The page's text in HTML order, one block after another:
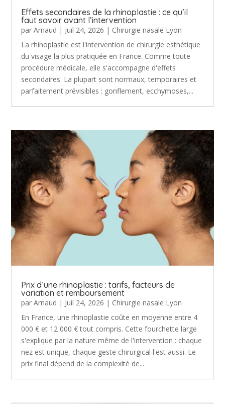
Effets secondaires de la rhinoplastie : ce qu’il
faut savoir avant l’intervention
parArnaud | Juil 24, 2026 | Chirurgie nasale Lyon
La rhinoplastie est l'intervention de chirurgie esthétique
du visage la plus pratiquée en France. Comme toute
procédure médicale, elle s'accompagne d'effets
secondaires. La plupart sont normaux, temporaires et
parfaitement prévisibles : gonflement, ecchymoses,...
Prix d’une rhinoplastie : tarifs, facteurs de
variation et remboursement
parArnaud | Juil 24, 2026 | Chirurgie nasale Lyon
En France, une rhinoplastie coûte en moyenne entre 4
000 € et 12 000 € tout compris. Cette fourchette large
s'explique par la nature même de l'intervention : chaque
nez est unique, chaque geste chirurgical l'est aussi. Le
prix final dépend de la complexité de...